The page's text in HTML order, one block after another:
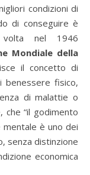
condizioni di
di conseguire è
nel 1946
Mondiale della
il concetto di
benessere fisico,
di malattie o
che “il godimento
è uno dei
senza distinzione
economica